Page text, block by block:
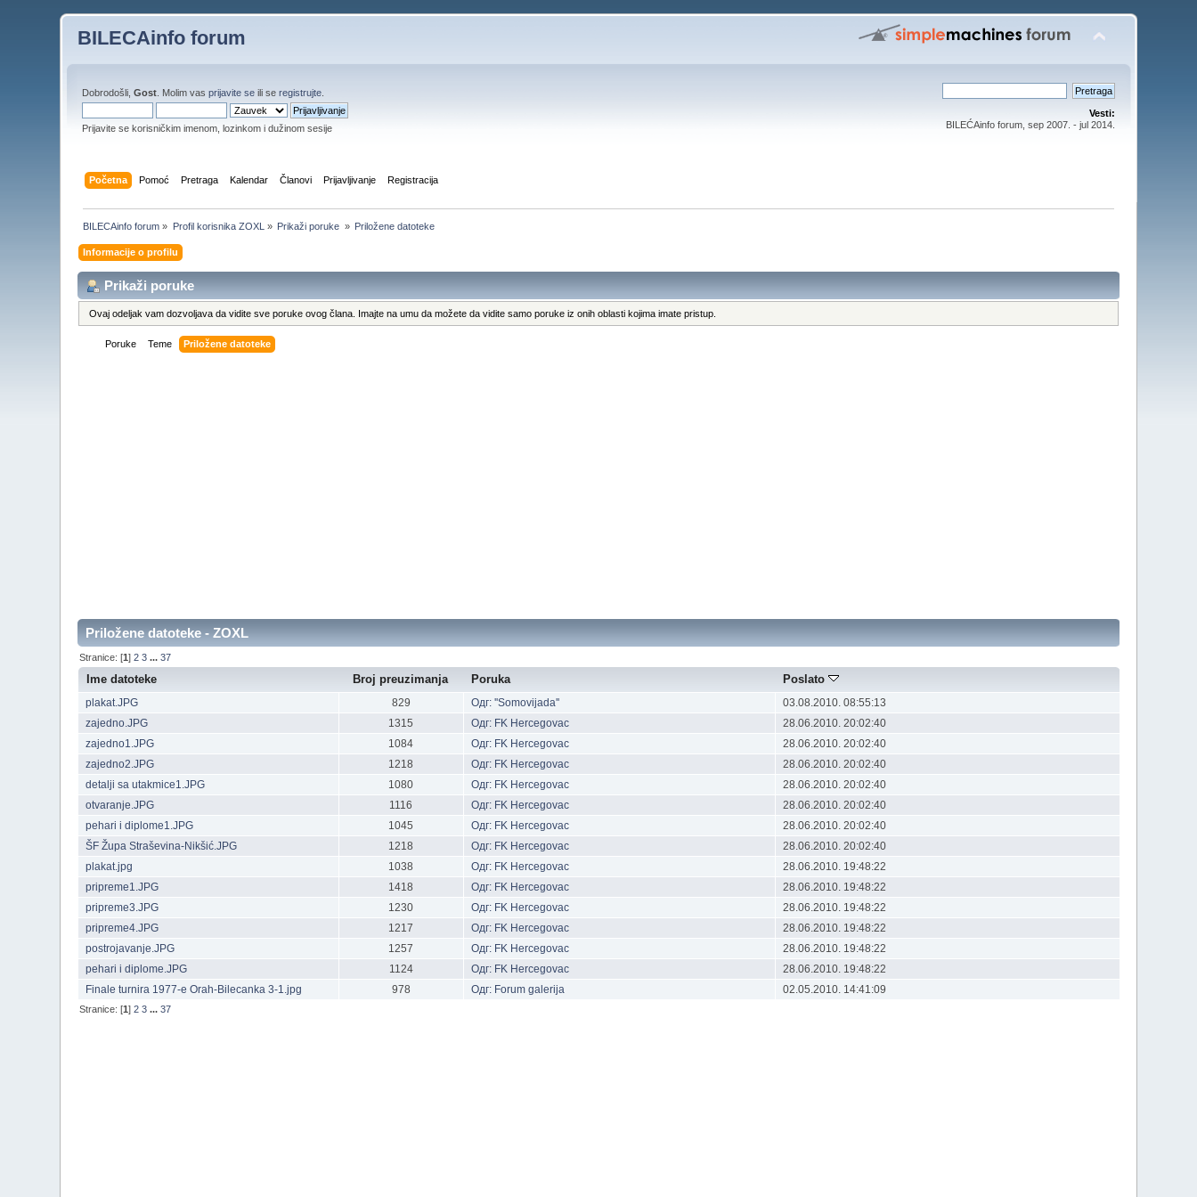
BILECAinfo forum
Dobrodošli,Gost . Molim vasprijavite se ili seregistrujte
Prijavite se korisničkim imenom, lozinkom i dužinom sesije
Vesti:
BILEĆAinfo forum, sep 2007. - jul 2014.
Početna Pomoć Pretraga Kalendar Članovi Prijavljivanje Registracija
BILECAinfo forum » Profil korisnika ZOXL » Prikaži poruke » Priložene datoteke
Informacije o profilu
Prikaži poruke
Ovaj odeljak vam dozvoljava da vidite sve poruke ovog člana. Imajte na umu da možete da vidite samo poruke iz onih oblasti kojima imate pristup.
Poruke Teme Priložene datoteke
Priložene datoteke - ZOXL
Stranice: [1]2 3 ...37
Ime datoteke Broj preuzimanja Poruka Poslato
plakat.JPG 829 Одг: ''Somovijada''
03.08.2010. 08:55:13
zajedno.JPG
1315 Одг: FK Hercegovac
28.06.2010. 20:02:40
zajedno1.JPG
1084 Одг: FK Hercegovac
28.06.2010. 20:02:40
zajedno2.JPG
1218 Одг: FK Hercegovac
28.06.2010. 20:02:40
detalji sa utakmice1.JPG
1080 Одг: FK Hercegovac
28.06.2010. 20:02:40
otvaranje.JPG
1116 Одг: FK Hercegovac
28.06.2010. 20:02:40
pehari i diplome1.JPG
1045 Одг: FK Hercegovac
28.06.2010. 20:02:40
ŠF Župa Straševina-Nikšić.JPG
1218 Одг: FK Hercegovac
28.06.2010. 20:02:40
plakat.jpg
1038 Одг: FK Hercegovac
28.06.2010. 19:48:22
pripreme1.JPG
1418 Одг: FK Hercegovac
28.06.2010. 19:48:22
pripreme3.JPG
1230 Одг: FK Hercegovac
28.06.2010. 19:48:22
pripreme4.JPG
1217 Одг: FK Hercegovac
28.06.2010. 19:48:22
postrojavanje.JPG
1257 Одг: FK Hercegovac
28.06.2010. 19:48:22
pehari i diplome.JPG
1124 Одг: FK Hercegovac
28.06.2010. 19:48:22
Finale turnira 1977-e Orah-Bilecanka 3-1.jpg
978 Одг: Forum galerija 02.05.2010. 14:41:09
Stranice: [1]2 3 ...37